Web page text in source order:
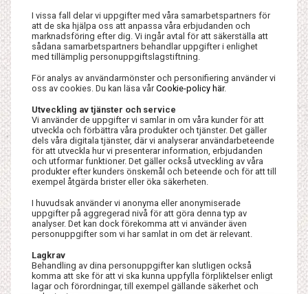
I vissa fall delar vi uppgifter med våra samarbetspartners för
att de ska hjälpa oss att anpassa våra erbjudanden och
marknadsföring efter dig. Vi ingår avtal för att säkerställa att
sådana samarbetspartners behandlar uppgifter i enlighet
med tillämplig personuppgiftslagstiftning.
För analys av användarmönster och personifiering använder vi
oss av cookies. Du kan läsa vår Cookie-policy här.
Utveckling av tjänster och service
Vi använder de uppgifter vi samlar in om våra kunder för att
utveckla och förbättra våra produkter och tjänster. Det gäller
dels våra digitala tjänster, där vi analyserar användarbeteende
för att utveckla hur vi presenterar information, erbjudanden
och utformar funktioner. Det gäller också utveckling av våra
produkter efter kunders önskemål och beteende och för att till
exempel åtgärda brister eller öka säkerheten.
I huvudsak använder vi anonyma eller anonymiserade
uppgifter på aggregerad nivå för att göra denna typ av
analyser. Det kan dock förekomma att vi använder även
personuppgifter som vi har samlat in om det är relevant.
Lagkrav
Behandling av dina personuppgifter kan slutligen också
komma att ske för att vi ska kunna uppfylla förpliktelser enligt
lagar och förordningar, till exempel gällande säkerhet och